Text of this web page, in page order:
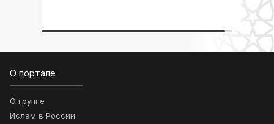
О портале
О группе
Ислам в России